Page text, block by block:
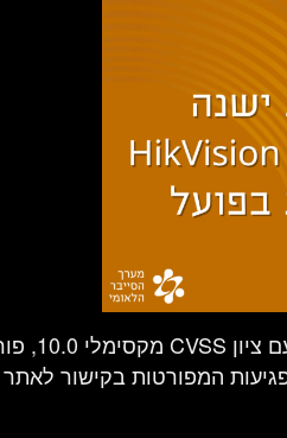
המפורטות בקישור